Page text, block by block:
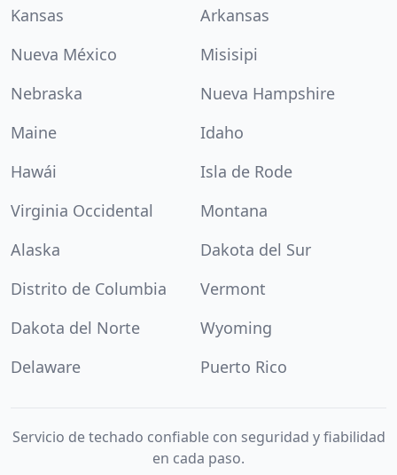
Kansas
Arkansas
Nueva México
Misisipi
Nebraska
Nueva Hampshire
Maine
Idaho
Hawái
Isla de Rode
Virginia Occidental
Montana
Alaska
Dakota del Sur
Distrito de Columbia
Vermont
Dakota del Norte
Wyoming
Delaware
Puerto Rico
Servicio de techado confiable con seguridad y fiabilidad
en cada paso.